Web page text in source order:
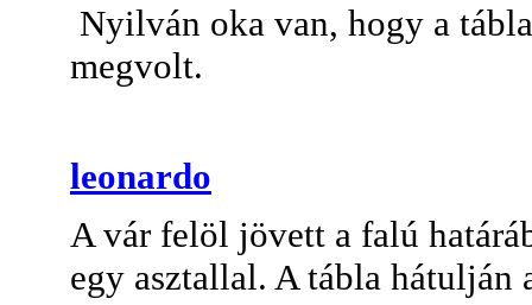
Nyilván oka van, hogy a
megvolt.
leonardo
A vár felöl jövett a falú
egy asztallal. A tábla hátulján